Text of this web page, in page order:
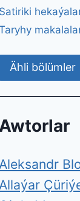
Satiriki
Ähli bölümler
Awtorlar
Aleksandr
Allaýar